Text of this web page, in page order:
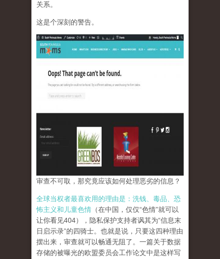
关系。
这是个深刻的警告。
审查不可取，那究竟应该如何处理恶劣的信息？
全球当权者最喜欢用的理由是：洗钱、毒品、恐
怖主义和儿童色情 （在中国，仅仅“色情”就可以
让你看见404），隐私保护支持者讽其为“信息末
日启示录”的四骑士。也就是说，只要这四种理由
摆出来，审查就可以畅通无阻了。一篇关于数据
存储的被曝光的欧盟委员会工作论文中是这样写